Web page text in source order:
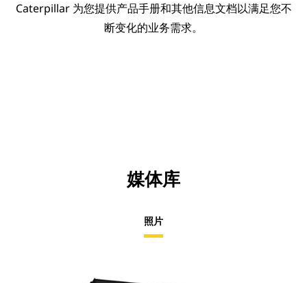
Caterpillar 为您提供产品手册和其他信息文档以满足您不
断变化的业务需求。
媒体库
照片